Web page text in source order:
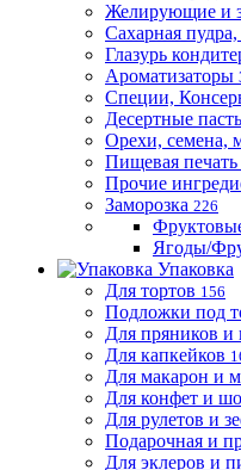
Желирующие и
Сахарная
Глазурь
Ароматизаторы
Специи,
Десертные
Орехи, семена,
Пищевая печать
Прочие
Заморозка 226
Ягоды/
Упаковка
Для тортов 156
Подложки под
Для пряников и
Для капкейков
Для макарон и
Для конфет и
Для рулетов и
Подарочная и
Для эклеров и